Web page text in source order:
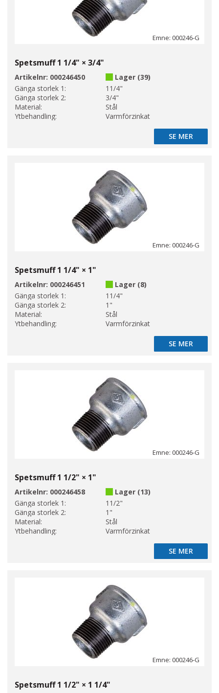
Emne: 000246-G
Spetsmuff 1 1/4" × 3/4"
Artikelnr: 000246450
Lager (39)
Gänga storlek 1:
11/4"
Gänga storlek 2:
3/4"
Material:
Stål
Ytbehandling:
Varmförzinkat
SE MER
SE MER
Emne: 000246-G
Spetsmuff 1 1/4" × 1"
Artikelnr: 000246451
Lager (8)
Gänga storlek 1:
11/4"
Gänga storlek 2:
1"
Material:
Stål
Ytbehandling:
Varmförzinkat
SE MER
SE MER
Emne: 000246-G
Spetsmuff 1 1/2" × 1"
Artikelnr: 000246458
Lager (13)
Gänga storlek 1:
11/2"
Gänga storlek 2:
1"
Material:
Stål
Ytbehandling:
Varmförzinkat
SE MER
SE MER
Emne: 000246-G
Spetsmuff 1 1/2" × 1 1/4"